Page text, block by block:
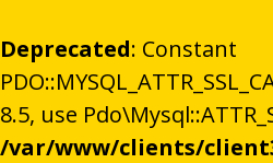
Deprecated: Constant
8.5, use
/var/www/clients/